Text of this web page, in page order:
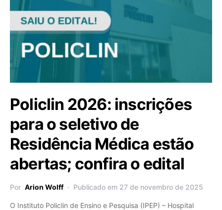
Policlin 2026: inscrições
para o seletivo de
Residência Médica estão
abertas; confira o edital
Por Arion Wolff Publicado em 27 de novembro de 2025
O Instituto Policlin de Ensino e Pesquisa (IPEP) – Hospital